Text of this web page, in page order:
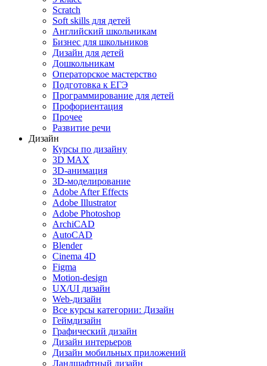
Scratch
Soft skills для детей
Английский школьникам
Бизнес для школьников
Дизайн для детей
Дошкольникам
Операторское мастерство
Подготовка к ЕГЭ
Программирование для детей
Профориентация
Прочее
Развитие речи
Дизайн
Курсы по дизайну
3D MAX
3D-анимация
3D-моделирование
Adobe After Effects
Adobe Illustrator
Adobe Photoshop
ArchiCAD
AutoCAD
Blender
Cinema 4D
Figma
Motion-design
UX/UI дизайн
Web-дизайн
Все курсы категории: Дизайн
Геймдизайн
Графический дизайн
Дизайн интерьеров
Дизайн мобильных приложений
Ландшафтный дизайн